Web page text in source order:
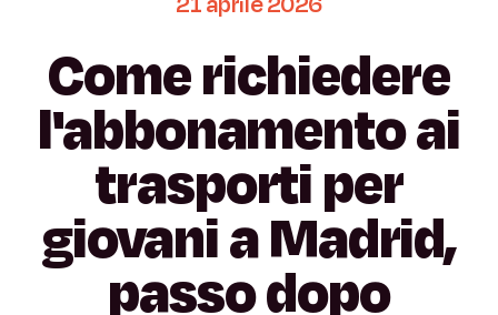
Comerichiedere
l'abbonamentoai
trasportiper
giovaniaMadrid,
passodopo